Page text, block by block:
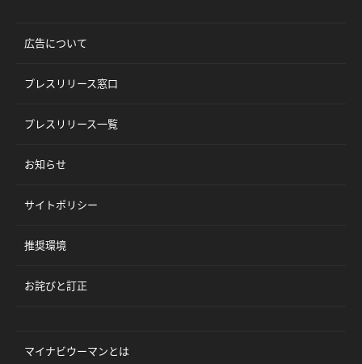
広告について
プレスリリース窓口
プレスリリース一覧
お知らせ
サイトポリシー
推奨環境
お詫びと訂正
マイナビウーマンとは